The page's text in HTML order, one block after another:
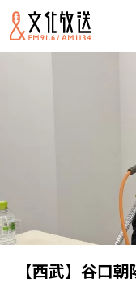
【西武】谷口